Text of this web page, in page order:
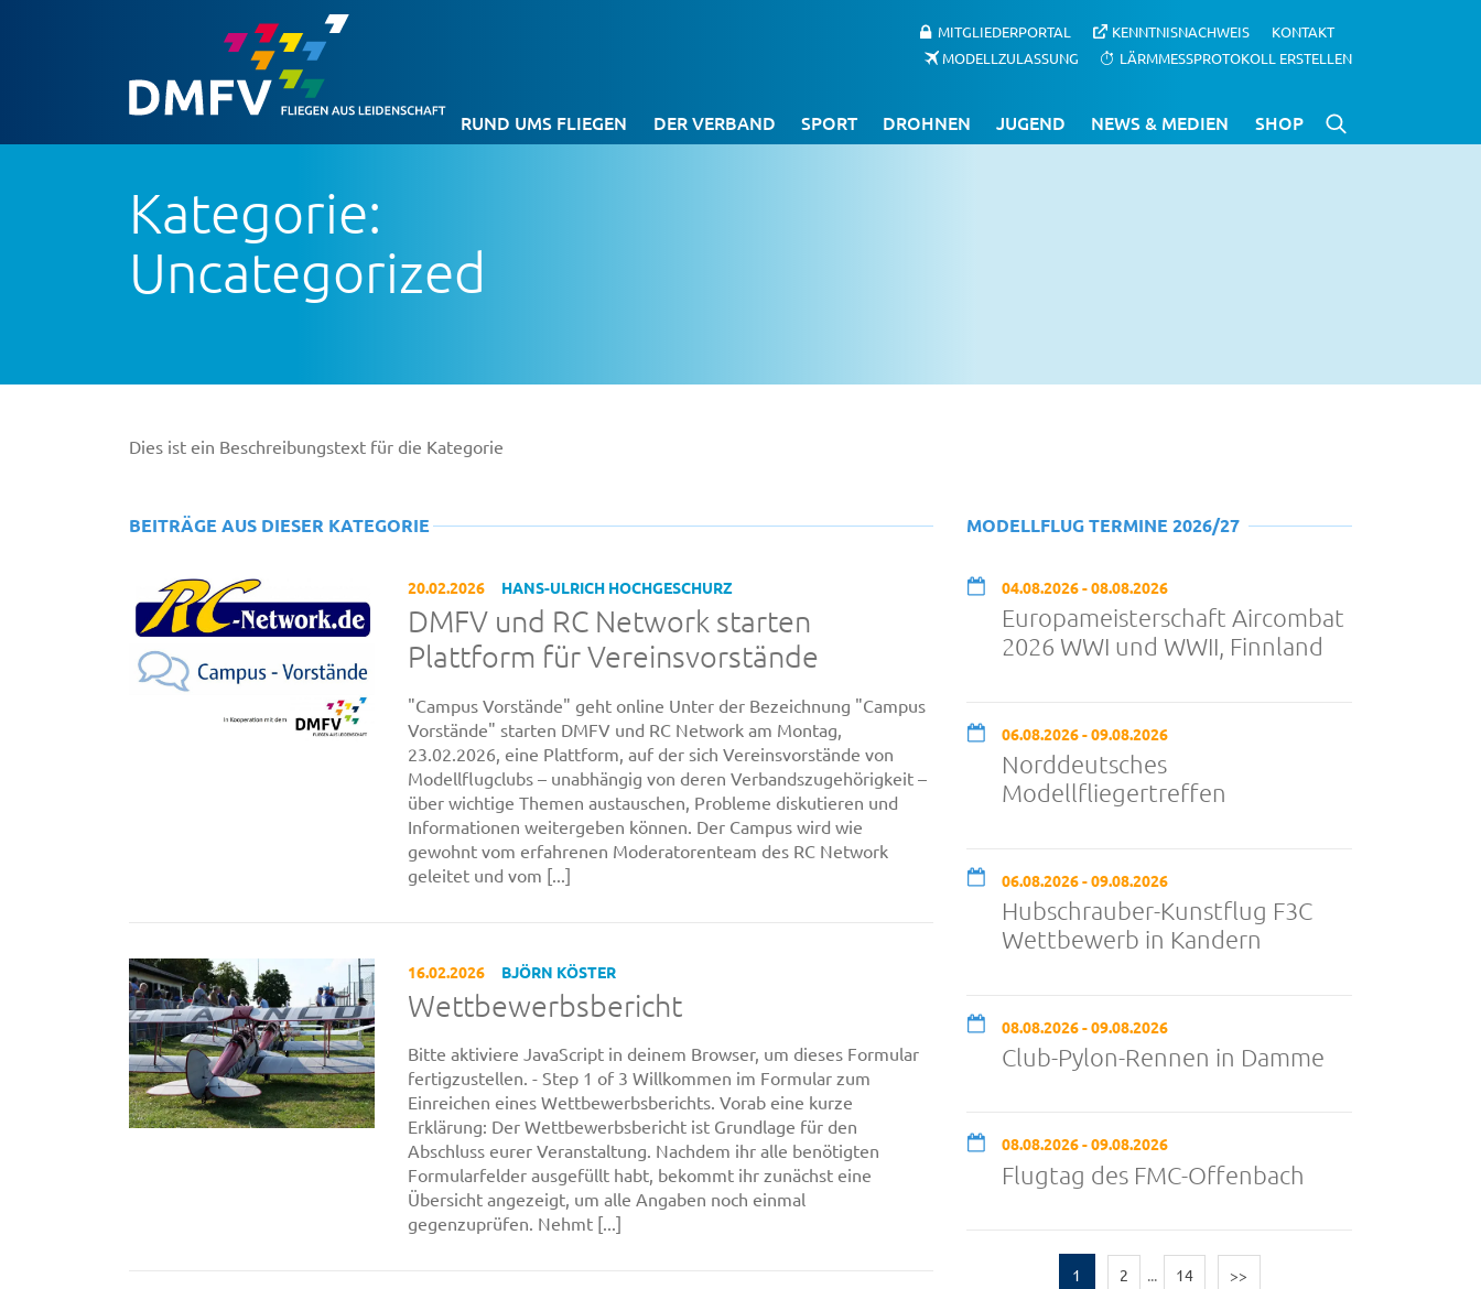
MITGLIEDERPORTAL KENNTNISNACHWEIS
KONTAKT
MODELLZULASSUNG
LÄRMMESSPROTOKOLL ERSTELLEN
RUND UMS FLIEGEN DER VERBAND SPORT DROHNEN JUGEND NEWS & MEDIEN SHOP
Kategorie:
Uncategorized
Dies ist ein Beschreibungstext für die Kategorie
BEITRÄGE AUS DIESER KATEGORIE
20.02.2026 HANS-ULRICH HOCHGESCHURZ
DMFV und RC Network starten
Plattform für Vereinsvorstände
"Campus Vorstände" geht online Unter der Bezeichnung "Campus
Vorstände" starten DMFV und RC Network am Montag,
23.02.2026, eine Plattform, auf der sich Vereinsvorstände von
Modellflugclubs – unabhängig von deren Verbandszugehörigkeit –
über wichtige Themen austauschen, Probleme diskutieren und
Informationen weitergeben können. Der Campus wird wie
gewohnt vom erfahrenen Moderatorenteam des RC Network
geleitet und vom [...]
16.02.2026 BJÖRN KÖSTER
Wettbewerbsbericht
Bitte aktiviere JavaScript in deinem Browser, um dieses Formular
fertigzustellen. - Step 1 of 3 Willkommen im Formular zum
Einreichen eines Wettbewerbsberichts. Vorab eine kurze
Erklärung: Der Wettbewerbsbericht ist Grundlage für den
Abschluss eurer Veranstaltung. Nachdem ihr alle benötigten
Formularfelder ausgefüllt habt, bekommt ihr zunächst eine
Übersicht angezeigt, um alle Angaben noch einmal
gegenzuprüfen. Nehmt [...]
MODELLFLUG TERMINE 2026/27
04.08.2026 - 08.08.2026
Europameisterschaft Aircombat
2026 WWI und WWII, Finnland
06.08.2026 - 09.08.2026
Norddeutsches
Modellfliegertreffen
06.08.2026 - 09.08.2026
Hubschrauber-Kunstflug F3C
Wettbewerb in Kandern
08.08.2026 - 09.08.2026
Club-Pylon-Rennen in Damme
08.08.2026 - 09.08.2026
Flugtag des FMC-Offenbach
1 2 ... 14 >>